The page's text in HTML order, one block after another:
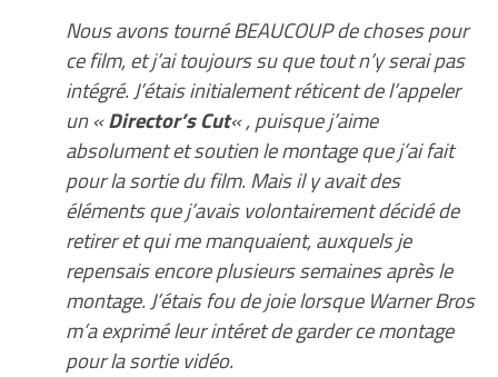
Nous avons tourné BEAUCOUP de choses pour
ce film, et j’ai toujours su que tout n’y serai pas
intégré. J’étais initialement réticent de l’appeler
un «Director’s Cut« , puisque j’aime
absolument et soutien le montage que j’ai fait
pour la sortie du film. Mais il y avait des
éléments que j’avais volontairement décidé de
retirer et qui me manquaient, auxquels je
repensais encore plusieurs semaines après le
montage. J’étais fou de joie lorsque Warner Bros
m’a exprimé leur intéret de garder ce montage
pour la sortie vidéo.